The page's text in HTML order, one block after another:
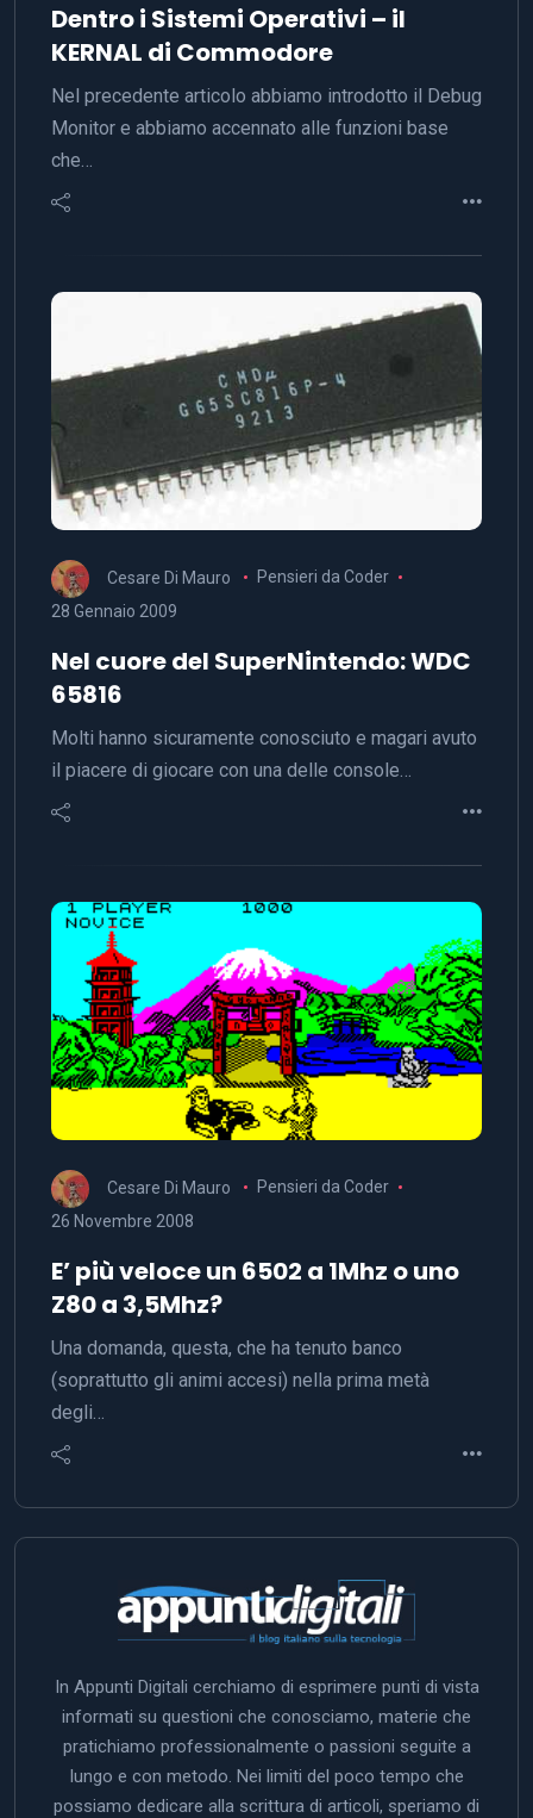
Dentro i Sistemi Operativi – il
KERNAL di Commodore
Nel precedente articolo abbiamo introdotto il Debug
Monitor e abbiamo accennato alle funzioni base
che…
Cesare Di Mauro
Pensieri da Coder
28 Gennaio 2009
Nel cuore del SuperNintendo: WDC
65816
Molti hanno sicuramente conosciuto e magari avuto
il piacere di giocare con una delle console…
Cesare Di Mauro
Pensieri da Coder
26 Novembre 2008
E’ più veloce un 6502 a 1Mhz o uno
Z80 a 3,5Mhz?
Una domanda, questa, che ha tenuto banco
(soprattutto gli animi accesi) nella prima metà
degli…
In Appunti Digitali cerchiamo di esprimere punti di vista
informati su questioni che conosciamo, materie che
pratichiamo professionalmente o passioni seguite a
lungo e con metodo. Nei limiti del poco tempo che
possiamo dedicare alla scrittura di articoli, speriamo di